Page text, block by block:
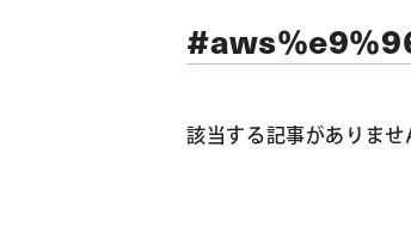
該当する記事がありませ